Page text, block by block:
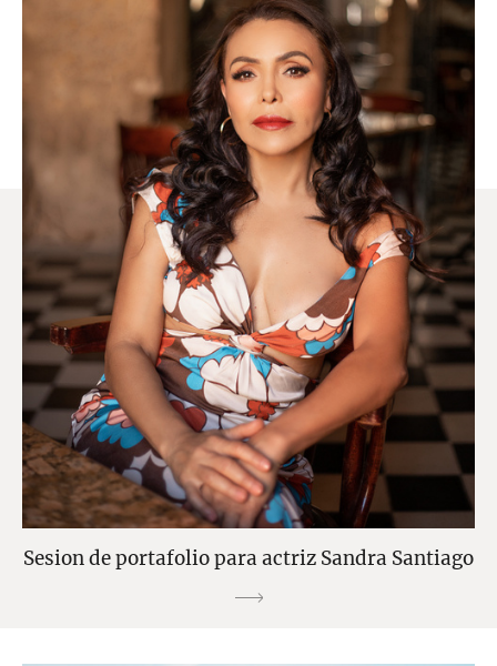
Sesion de portafolio para actriz Sandra Santiago